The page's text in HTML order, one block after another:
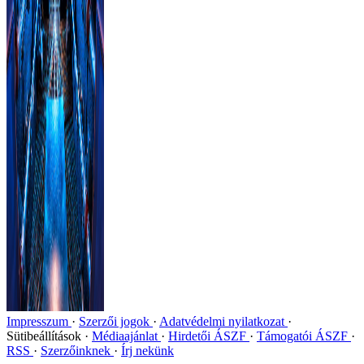
Impresszum Szerzői jogok
Adatvédelmi nyilatkozat
Sütibeállítások
Médiaajánlat Hirdetői ÁSZF
Támogatói ÁSZF
RSS
Szerzőinknek Írj nekünk